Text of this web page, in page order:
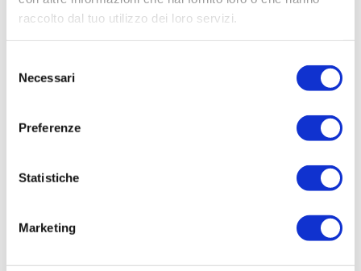
raccolto dal tuo utilizzo dei loro servizi.
delNecessari
Preferenze
Statistiche
Marketing